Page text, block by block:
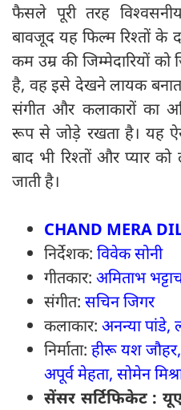
फैसले पूरी तरह
बावजूद यह फिल्म रिश्तों के
कम उम्र की जिम्मेदारियों
है, वह इसे देखने लायक
संगीत और कलाकारों का
रूप से जोड़े रखता है। यह
बाद भी रिश्तों और प्यार
जाती है।
CHAND MERA
निर्देशक: विवेक सोनी
गीतकार: अमिताभ
संगीत: सचिन जिगर
कलाकार: अनन्या पांडे,
निर्माता: हीरू यश
अपूर्व मेहता, सोमेन
सेंसर सर्टिफिकेट :